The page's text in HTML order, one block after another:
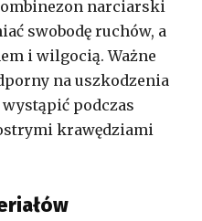
narciarski
swobodę ruchów, a
i wilgocią. Ważne
na uszkodzenia
podczas
krawędziami